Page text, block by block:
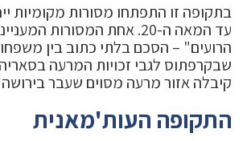
בתקופה זו התפתחו מסורות מקומיות
עד המאה ה-20. אחת המסורות
הרועים" – הסכם בלתי כתוב בין
שבקרפתוס לגבי זכויות המרעה
קיבלה אזור מרעה מסוים שעבר
התקופה העות'מאנית